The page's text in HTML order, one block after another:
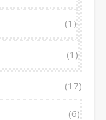
(1)
(1)
(17)
(6)